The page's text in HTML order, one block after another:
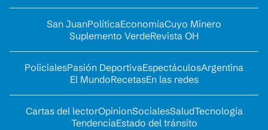
San JuanPolíticaEconomíaCuyo Minero
Suplemento VerdeRevista OH
PolicialesPasión DeportivaEspectáculosArgentina
El MundoRecetasEn las redes
Cartas del lectorOpinionSocialesSaludTecnología
TendenciaEstado del tránsito